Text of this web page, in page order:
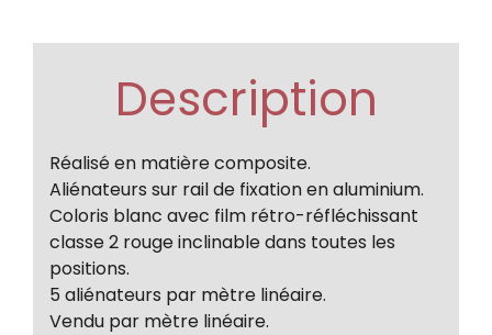
Description
Réalisé en matière composite.
Aliénateurs sur rail de fixation en aluminium.
Coloris blanc avec film rétro-réfléchissant
classe 2 rouge inclinable dans toutes les
positions.
5 aliénateurs par mètre linéaire.
Vendu par mètre linéaire.